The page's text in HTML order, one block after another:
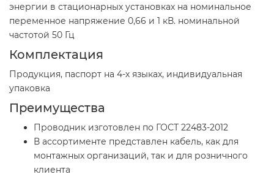
энергии в стационарных установках на номинальное
переменное напряжение 0,66 и 1 кВ. номинальной
частотой 50 Гц
Комплектация
Продукция, паспорт на 4-х языках, индивидуальная
упаковка
Преимущества
Проводник изготовлен по ГОСТ 22483-2012
В ассортименте представлен кабель, как для
монтажных организаций, так и для розничного
клиента